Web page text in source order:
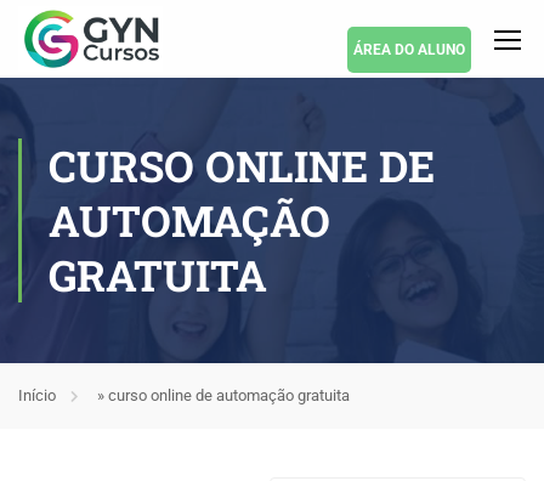
ÁREA DO ALUNO
CURSO ONLINE DE
AUTOMAÇÃO
GRATUITA
Início » curso online de automação gratuita